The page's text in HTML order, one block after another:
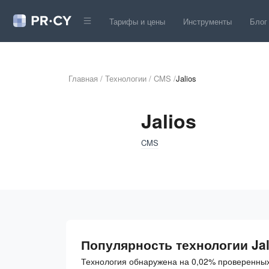
Тарифы и цены Инструменты Блог
Главная / Технологии / CMS /Jalios
Jalios
CMS
Популярность технологии
Технология обнаружена на 0,02%